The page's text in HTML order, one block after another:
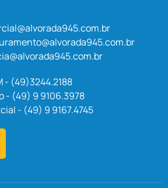
- (49)3244.2188
- (49) 9 9106.3978
- (49) 9 9167.4745